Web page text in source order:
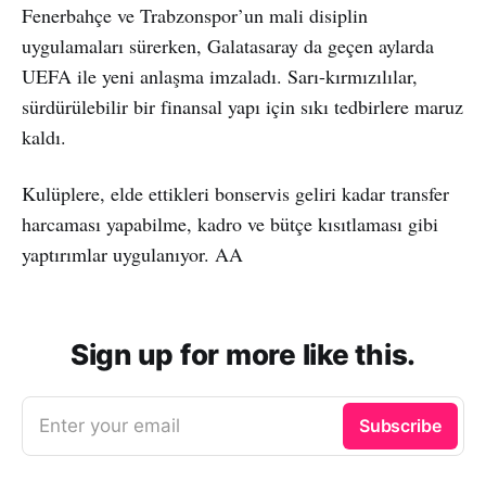
Fenerbahçe ve Trabzonspor’un mali disiplin
uygulamaları sürerken, Galatasaray da geçen aylarda
UEFA ile yeni anlaşma imzaladı. Sarı-kırmızılılar,
sürdürülebilir bir finansal yapı için sıkı tedbirlere maruz
kaldı.
Kulüplere, elde ettikleri bonservis geliri kadar transfer
harcaması yapabilme, kadro ve bütçe kısıtlaması gibi
yaptırımlar uygulanıyor. AA
Sign up for more like this.
Enter your email Subscribe